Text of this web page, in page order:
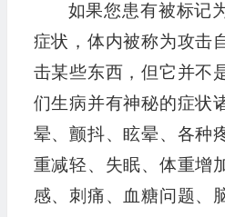
如果您患有被标记
症状，体内被称为攻击
击某些东西，但它并不
们生病并有神秘的症状
晕、颤抖、眩晕、各种
重减轻、失眠、体重增
感、刺痛、血糖问题、